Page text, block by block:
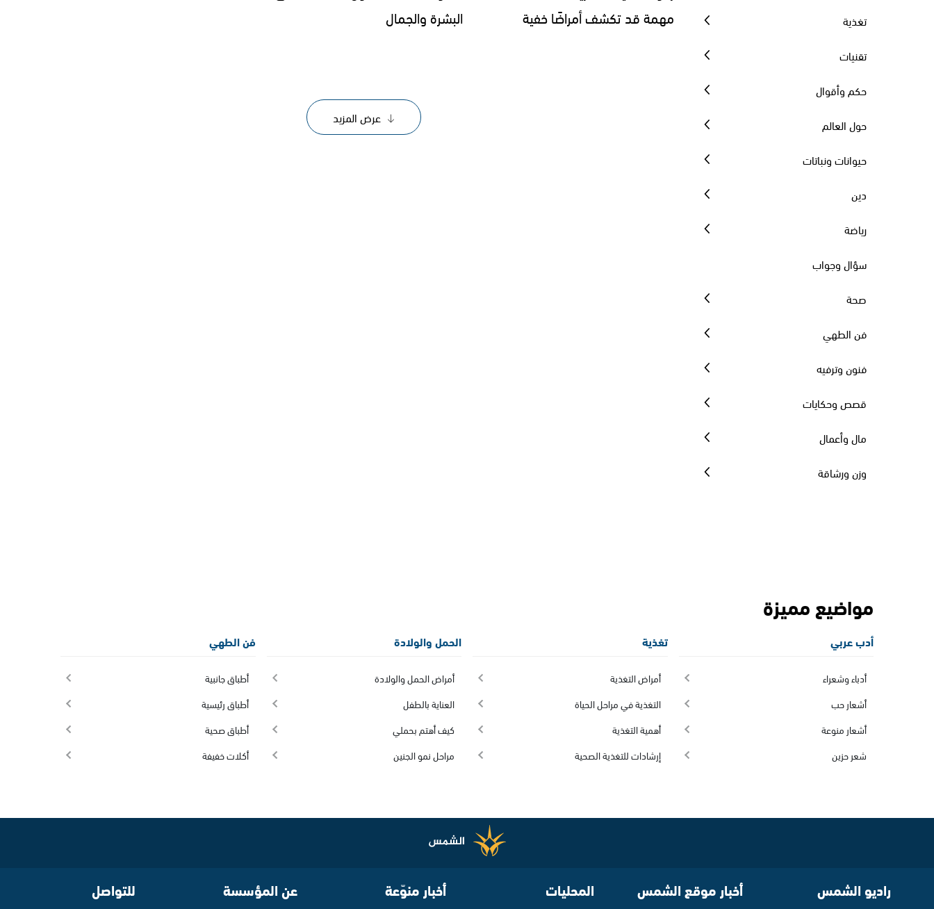
تغذية
تقنيات
حكم وأقوال
حول العالم
حيوانات ونباتات
دين
رياضة
سؤال وجواب
صحة
فن الطهي
فنون وترفيه
قصص وحكايات
مال وأعمال
وزن ورشاقة
مهمة قد تكشف أمراضًا خفية
البشرة والجمال
عرض المزيد
مواضيع مميزة
أدب عربي
أدباء وشعراء
أشعار حب
أشعار منوعة
شعر حزين
تغذية
أمراض التغذية
التغذية في مراحل الحياة
أهمية التغذية
إرشادات للتغذية الصحية
الحمل والولادة
أمراض الحمل والولادة
العناية بالطفل
كيف أهتم بحملي
مراحل نمو الجنين
فن الطهي
أطباق جانبية
أطباق رئيسية
أطباق صحية
أكلات خفيفة
راديو الشمس أخبار موقع الشمس المحليات أخبار منوّعة عن المؤسسة للتواصل